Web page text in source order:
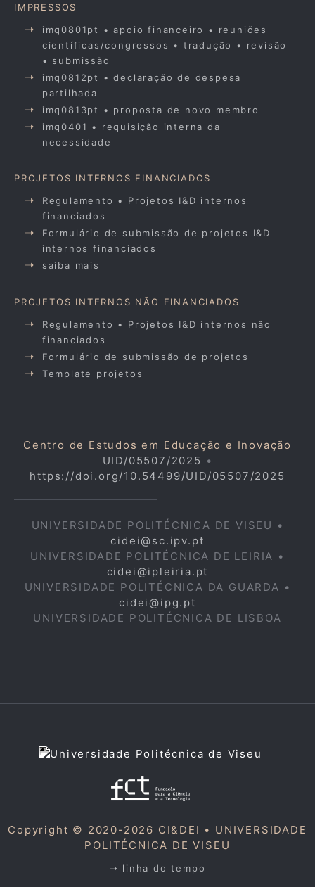
IMPRESSOS
imq0801pt • apoio financeiro • reuniões
científicas/congressos • tradução • revisão
• submissão
imq0812pt • declaração de despesa
partilhada
imq0813pt • proposta de novo membro
imq0401 • requisição interna da
necessidade
PROJETOS INTERNOS FINANCIADOS
Regulamento • Projetos I&D internos
financiados
Formulário de submissão de projetos I&D
internos financiados
saiba mais
PROJETOS INTERNOS NÃO FINANCIADOS
Regulamento • Projetos I&D internos não
financiados
Formulário de submissão de projetos
Template projetos
Centro de Estudos em Educação e Inovação
UID/05507/2025 •
https://doi.org/10.54499/UID/05507/2025
UNIVERSIDADE POLITÉCNICA DE VISEU •
cidei@sc.ipv.pt
UNIVERSIDADE POLITÉCNICA DE LEIRIA •
cidei@ipleiria.pt
UNIVERSIDADE POLITÉCNICA DA GUARDA •
cidei@ipg.pt
UNIVERSIDADE POLITÉCNICA DE LISBOA
Copyright © 2020-2026 CI&DEI • UNIVERSIDADE
POLITÉCNICA DE VISEU
➝ linha do tempo